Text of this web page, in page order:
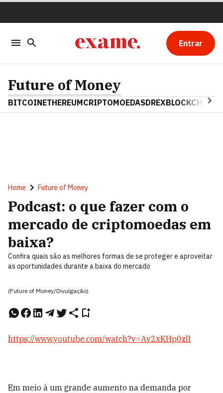
Entrar
Future of Money
BITCOINETHEREUMCRIPTOMOEDASDREXBLOCKCHAIN
Home Future of Money
Podcast: o que fazer com o
mercado de criptomoedas em
baixa?
Confira quais são as melhores formas de se proteger e aproveitar
as oportunidades durante a baixa do mercado
(Future of Money/Divulgação)
https://www.youtube.com/watch?v=Av2xKHp0zlI
Em meio à um grande aumento na demanda por